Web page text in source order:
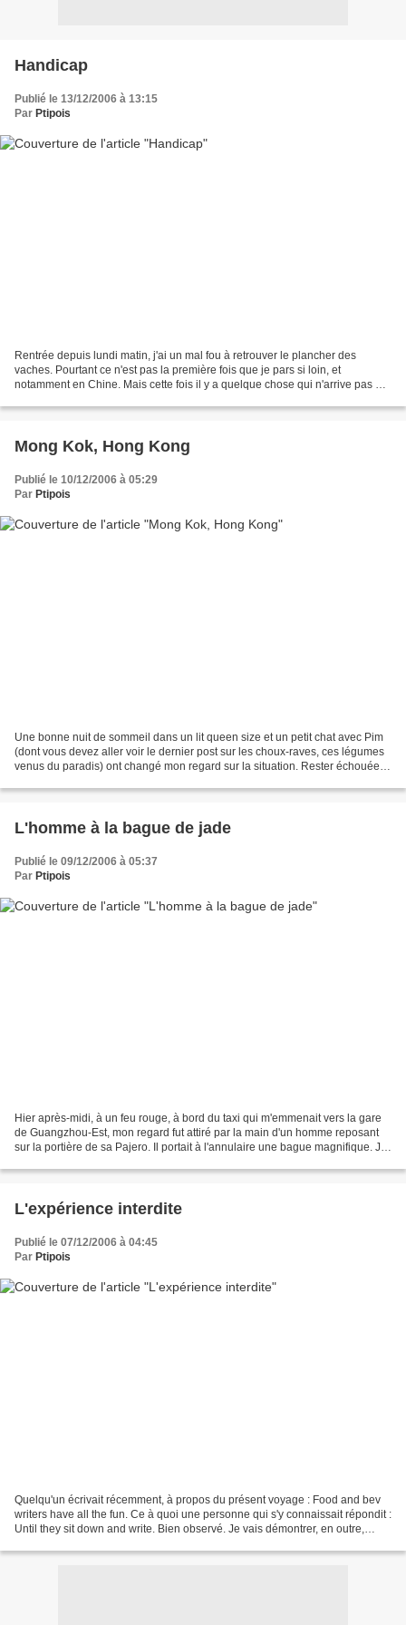
Handicap
Publié le 13/12/2006 à 13:15
Par Ptipois
Rentrée depuis lundi matin, j'ai un mal fou à retrouver le plancher des
vaches. Pourtant ce n'est pas la première fois que je pars si loin, et
notamment en Chine. Mais cette fois il y a quelque chose qui n'arrive pas à
Mong Kok, Hong Kong
Publié le 10/12/2006 à 05:29
Par Ptipois
Une bonne nuit de sommeil dans un lit queen size et un petit chat avec Pim
(dont vous devez aller voir le dernier post sur les choux-raves, ces légumes
venus du paradis) ont changé mon regard sur la situation. Rester échouée
L'homme à la bague de jade
Publié le 09/12/2006 à 05:37
Par Ptipois
Hier après-midi, à un feu rouge, à bord du taxi qui m'emmenait vers la gare
de Guangzhou-Est, mon regard fut attiré par la main d'un homme reposant
sur la portière de sa Pajero. Il portait à l'annulaire une bague magnifique. Je
L'expérience interdite
Publié le 07/12/2006 à 04:45
Par Ptipois
Quelqu'un écrivait récemment, à propos du présent voyage : Food and bev
writers have all the fun. Ce à quoi une personne qui s'y connaissait répondit :
Until they sit down and write. Bien observé. Je vais démontrer, en outre,